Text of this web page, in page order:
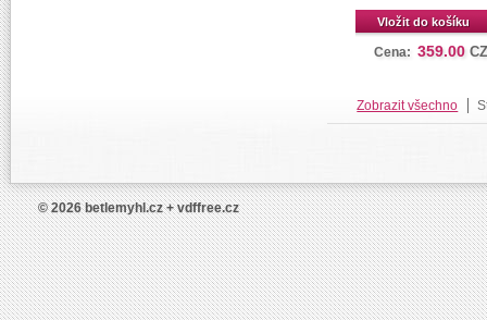
Vložit do košíku
Cena: 359.00
Zobrazit všechno
© 2026 betlemyhl.cz + vdffree.cz